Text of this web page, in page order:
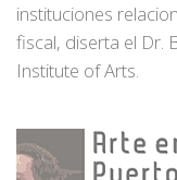
instituciones
fiscal, diserta el Dr.
Institute of Arts.